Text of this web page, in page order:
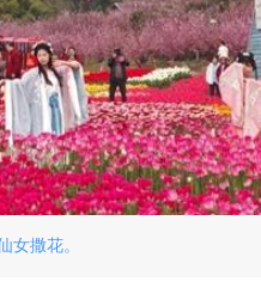
女撒花。